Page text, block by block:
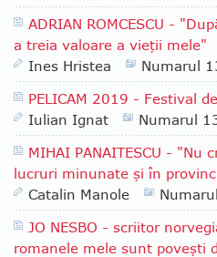
ADRIAN ROMCESCU -
a treia valoare a vieţii mele"
Ines Hristea
Numarul
PELICAM 2019 - Festival
Iulian Ignat
Numarul
MIHAI PANAITESCU -
lucruri minunate şi în
Catalin Manole
JO NESBO - scriitor
romanele mele sunt poveşti